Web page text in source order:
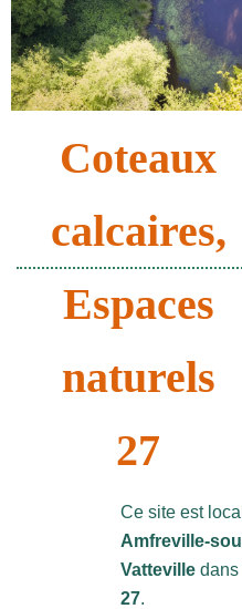
Coteaux
calcaires,
Espaces
naturels
27
Ce site est
Amfreville-
Vatteville dans
27.